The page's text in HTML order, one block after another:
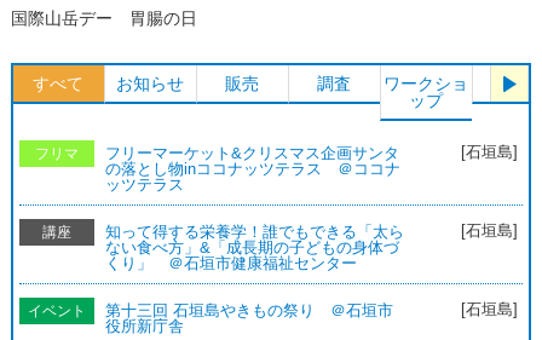
国際山岳デー 胃腸の日
すべて お知らせ 販売 調査
ワークショ
ップ
体験
フリマ
フリーマーケット&クリスマス企画サンタ
の落とし物inココナッツテラス ＠ココナ
ッツテラス
[石垣島]
講座
知って得する栄養学！誰でもできる「太ら
ない食べ方」&「成長期の子どもの身体づ
くり」 ＠石垣市健康福祉センター
[石垣島]
イベント
第十三回 石垣島やきもの祭り ＠石垣市
役所新庁舎
[石垣島]